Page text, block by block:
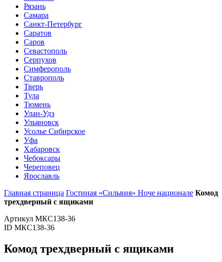
Рязань
Самара
Санкт-Петербург
Саратов
Саров
Севастополь
Серпухов
Симферополь
Ставрополь
Тверь
Тула
Тюмень
Улан-Удэ
Ульяновск
Усолье Сибирское
Уфа
Хабаровск
Чебоксары
Череповец
Ярославль
Главная страница Гостиная «Сильвия» Ноче национале Комод
трехдверный с ящиками
Артикул МКС138-36
ID МКС138-36
Комод трехдверный с ящиками